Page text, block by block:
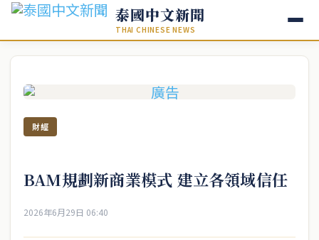
泰國中文新聞
THAI CHINESE NEWS
財經
BAM規劃新商業模式 建立各領域信任
2026年6月29日 06:40